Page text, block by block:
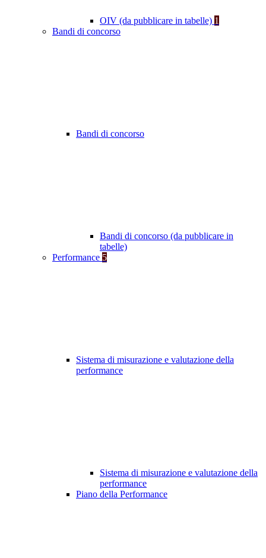
OIV (da pubblicare in tabelle) 1
Bandi di concorso
Bandi di concorso
Bandi di concorso (da pubblicare in
tabelle)
Performance 5
Sistema di misurazione e valutazione della
performance
Sistema di misurazione e valutazione della
performance
Piano della Performance